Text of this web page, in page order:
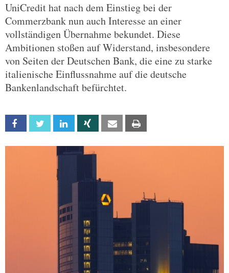
UniCredit hat nach dem Einstieg bei der
Commerzbank nun auch Interesse an einer
vollständigen Übernahme bekundet. Diese
Ambitionen stoßen auf Widerstand, insbesondere
von Seiten der Deutschen Bank, die eine zu starke
italienische Einflussnahme auf die deutsche
Bankenlandschaft befürchtet.
Facebook Twitter Linkedin Xing Email